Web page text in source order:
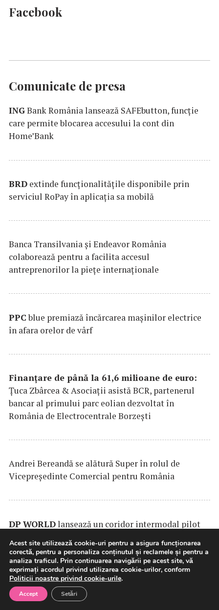
Facebook
Comunicate de presa
INGBank România lansează SAFEbutton, funcţie
care permite blocarea accesului la cont din
Home’Bank
BRD extinde funcţionalităţile disponibile prin
serviciul RoPay în aplicaţia sa mobilă
Banca Transilvania şi Endeavor România
colaborează pentru a facilita accesul
antreprenorilor la pieţe internaţionale
PPCblue premiază încărcarea maşinilor electrice
în afara orelor de vârf
Finanțare de până la 61,6 milioane de euro:
Țuca Zbârcea & Asociații asistă BCR, partenerul
bancar al primului parc eolian dezvoltat în
România de Electrocentrale Borzești
Andrei Bereandă se alătură Super în rolul de
Vicepreședinte Comercial pentru România
DP WORLDlansează un coridor intermodal pilot
estul Europei
Exim Banca Românească, parte a consorțiului de
Acest site utilizează cookie-uri pentru a asigura funcționarea
corectă, pentru a personaliza conținutul și reclamele și pentru a
analiza traficul. Prin continuarea navigării pe acest site, vă
exprimați acordul privind utilizarea cookie-urilor, conform
Politicii noastre privind cookie-urile.
Accept Setări